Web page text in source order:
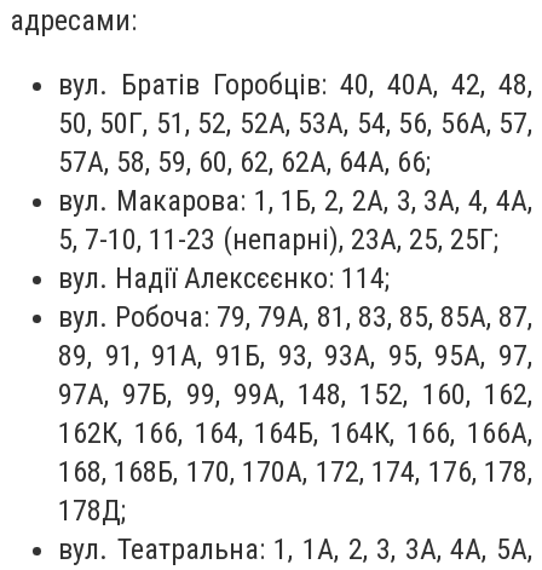
адресами:
вул. Братів Горобців: 40, 40А, 42, 48,
50, 50Г, 51, 52, 52А, 53А, 54, 56, 56А, 57,
57А, 58, 59, 60, 62, 62А, 64А, 66;
вул. Макарова: 1, 1Б, 2, 2А, 3, 3А, 4, 4А,
5, 7-10, 11-23 (непарні), 23А, 25, 25Г;
вул. Надії Алексєєнко: 114;
вул. Робоча: 79, 79А, 81, 83, 85, 85А, 87,
89, 91, 91А, 91Б, 93, 93А, 95, 95А, 97,
97А, 97Б, 99, 99А, 148, 152, 160, 162,
162К, 166, 164, 164Б, 164К, 166, 166А,
168, 168Б, 170, 170А, 172, 174, 176, 178,
178Д;
вул. Театральна: 1, 1А, 2, 3, 3А, 4А, 5А,